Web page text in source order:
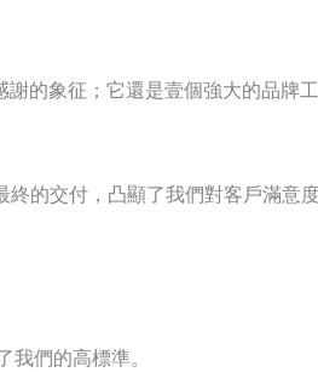
的象征；它還是壹個強大的品牌工
的交付，凸顯了我們對客戶滿意度
們的高標準。